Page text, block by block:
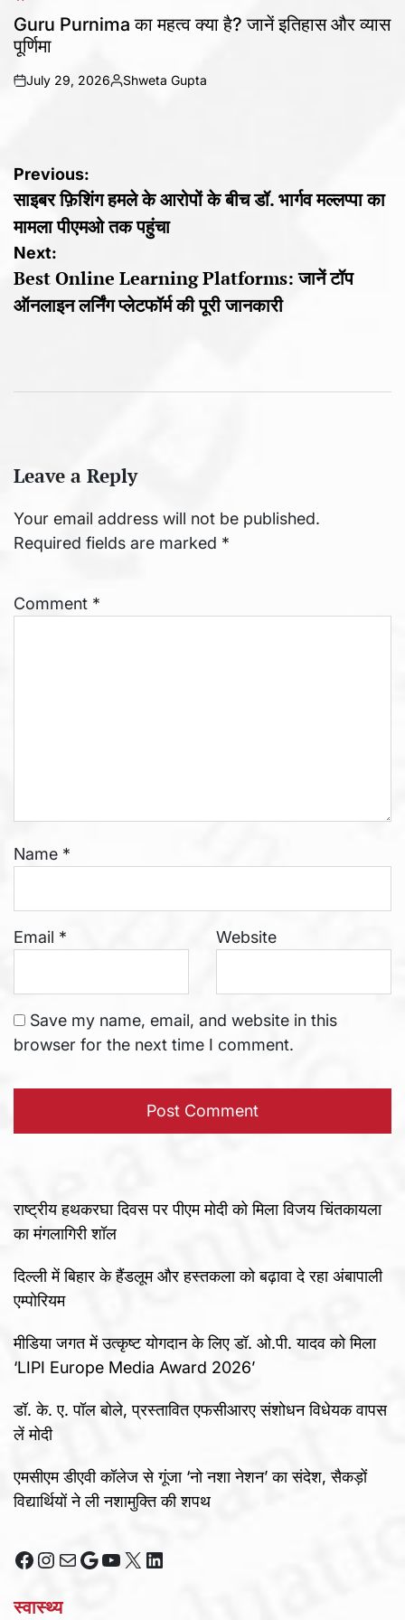
POSTED
IN
Guru Purnima का महत्व क्या है? जानें इतिहास और व्यास
पूर्णिमा
on
July 29, 2026
Posted
Shweta Gupta
Post
navigation
Previous:
साइबर फ़िशिंग हमले के आरोपों के बीच डॉ. भार्गव मल्लप्पा का
मामला पीएमओ तक पहुंचा
Next:
Best Online Learning Platforms: जानें टॉप
ऑनलाइन लर्निंग प्लेटफॉर्म की पूरी जानकारी
Leave a Reply
Your email address will not be published.
Required fields are marked *
Comment *
Name *
Email * Website
Save my name, email, and website in this
browser for the next time I comment.
राष्ट्रीय हथकरघा दिवस पर पीएम मोदी को मिला विजय चिंतकायला
का मंगलागिरी शॉल
दिल्ली में बिहार के हैंडलूम और हस्तकला को बढ़ावा दे रहा अंबापाली
एम्पोरियम
मीडिया जगत में उत्कृष्ट योगदान के लिए डॉ. ओ.पी. यादव को मिला
‘LIPI Europe Media Award 2026’
डॉ. के. ए. पॉल बोले, प्रस्तावित एफसीआरए संशोधन विधेयक वापस
लें मोदी
एमसीएम डीएवी कॉलेज से गूंजा ‘नो नशा नेशन’ का संदेश, सैकड़ों
विद्यार्थियों ने ली नशामुक्ति की शपथ
Facebook
Instagram
MailGoogle
YouTube
X LinkedIn
स्वास्थ्य